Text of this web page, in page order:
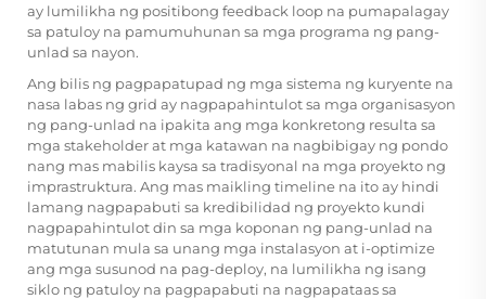
ay lumilikha ng positibong feedback loop na pumapalagay
sa patuloy na pamumuhunan sa mga programa ng pang-
unlad sa nayon.
Ang bilis ng pagpapatupad ng mga sistema ng kuryente na
nasa labas ng grid ay nagpapahintulot sa mga organisasyon
ng pang-unlad na ipakita ang mga konkretong resulta sa
mga stakeholder at mga katawan na nagbibigay ng pondo
nang mas mabilis kaysa sa tradisyonal na mga proyekto ng
imprastruktura. Ang mas maikling timeline na ito ay hindi
lamang nagpapabuti sa kredibilidad ng proyekto kundi
nagpapahintulot din sa mga koponan ng pang-unlad na
matutunan mula sa unang mga instalasyon at i-optimize
ang mga susunod na pag-deploy, na lumilikha ng isang
siklo ng patuloy na pagpapabuti na nagpapataas sa